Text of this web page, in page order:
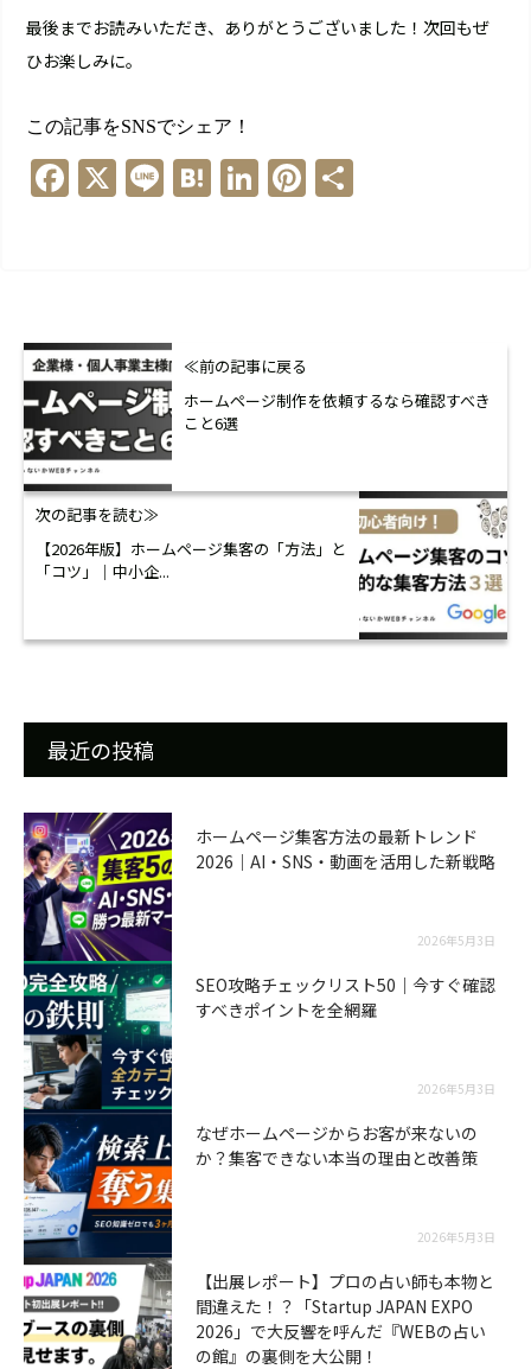
最後までお読みいただき、ありがとうございました！次回もぜ
ひお楽しみに。
この記事をSNSでシェア！
Facebook
X LineHatenaLinkedIn
Pinterest
≪前の記事に戻る
ホームページ制作を依頼するなら確認すべき
こと6選
次の記事を読む≫
【2026年版】ホームページ集客の「方法」と
「コツ」｜中小企...
最近の投稿
ホームページ集客方法の最新トレンド
2026｜AI・SNS・動画を活用した新戦略
2026年5月3日
SEO攻略チェックリスト50｜今すぐ確認
すべきポイントを全網羅
2026年5月3日
なぜホームページからお客が来ないの
か？集客できない本当の理由と改善策
2026年5月3日
【出展レポート】プロの占い師も本物と
間違えた！？「Startup JAPAN EXPO
2026」で大反響を呼んだ『WEBの占い
の館』の裏側を大公開！